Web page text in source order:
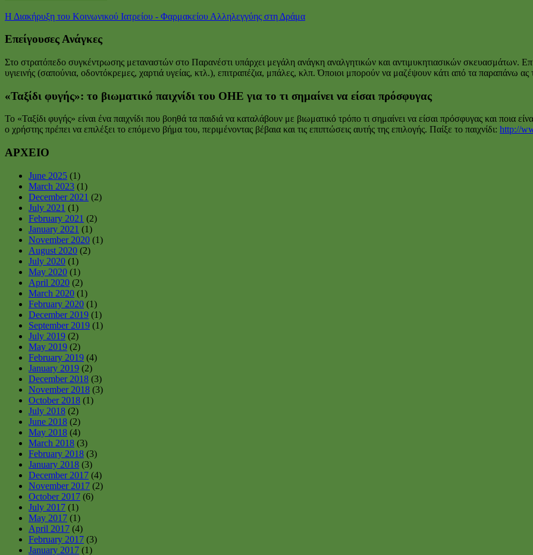
Η Διακήρυξη του Κοινωνικού Ιατρείου - Φαρμακείου Αλληλεγγύης στη Δράμα
Επείγουσες Ανάγκες
Στο στρατόπεδο συγκέντρωσης μεταναστών στο Παρανέστι υπάρχει μεγάλη ανάγκη αναλγητικών και αντιμυκητιασικών σκευασμάτων.
υγιεινής (σαπούνια, οδοντόκρεμες, χαρτιά υγείας, κτλ.), επιτραπέζια, μπάλες, κλπ. Όποιοι μπορούν να μαζέψουν κάτι από τα
«Ταξίδι φυγής»: το βιωματικό παιχνίδι του ΟΗΕ για το τι σημαίνει να είσαι πρόσφυγας
To «Ταξίδι φυγής» είναι ένα παιχνίδι που βοηθά τα παιδιά να καταλάβουν με βιωματικό τρόπο τι σημαίνει να είσαι πρόσφυγας και ποια
ο χρήστης πρέπει να επιλέξει το επόμενο βήμα του, περιμένοντας βέβαια και τις επιπτώσεις αυτής της επιλογής. Παίξε το παιχνίδι: http://
ΑΡΧΕΙΟ
June 2025 (1)
March 2023 (1)
December 2021 (2)
July 2021 (1)
February 2021 (2)
January 2021 (1)
November 2020 (1)
August 2020 (2)
July 2020 (1)
May 2020 (1)
April 2020 (2)
March 2020 (1)
February 2020 (1)
December 2019 (1)
September 2019 (1)
July 2019 (2)
May 2019 (2)
February 2019 (4)
January 2019 (2)
December 2018 (3)
November 2018 (3)
October 2018 (1)
July 2018 (2)
June 2018 (2)
May 2018 (4)
March 2018 (3)
February 2018 (3)
January 2018 (3)
December 2017 (4)
November 2017 (2)
October 2017 (6)
July 2017 (1)
May 2017 (1)
April 2017 (4)
February 2017 (3)
January 2017 (1)